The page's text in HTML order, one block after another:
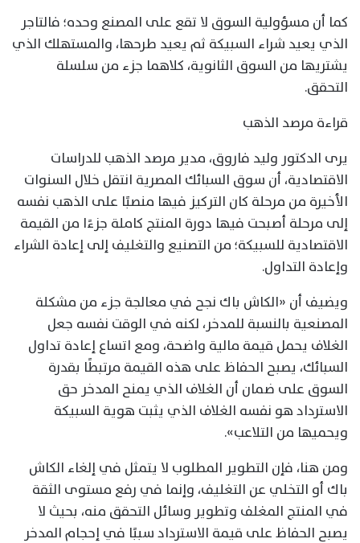
كما أن مسؤولية السوق لا تقع على المصنع وحده؛ فالتاجر
الذي يعيد شراء السبيكة ثم يعيد طرحها، والمستهلك الذي
يشتريها من السوق الثانوية، كلاهما جزء من سلسلة
التحقق.
قراءة مرصد الذهب
يرى الدكتور وليد فاروق، مدير مرصد الذهب للدراسات
الاقتصادية، أن سوق السبائك المصرية انتقل خلال السنوات
الأخيرة من مرحلة كان التركيز فيها منصبًا على الذهب نفسه
إلى مرحلة أصبحت فيها دورة المنتج كاملة جزءًا من القيمة
الاقتصادية للسبيكة؛ من التصنيع والتغليف إلى إعادة الشراء
وإعادة التداول.
ويضيف أن «الكاش باك نجح في معالجة جزء من مشكلة
المصنعية بالنسبة للمدخر، لكنه في الوقت نفسه جعل
الغلاف يحمل قيمة مالية واضحة، ومع اتساع إعادة تداول
السبائك، يصبح الحفاظ على هذه القيمة مرتبطًا بقدرة
السوق على ضمان أن الغلاف الذي يمنح المدخر حق
الاسترداد هو نفسه الغلاف الذي يثبت هوية السبيكة
ويحميها من التلاعب».
ومن هنا، فإن التطوير المطلوب لا يتمثل في إلغاء الكاش
باك أو التخلي عن التغليف، وإنما في رفع مستوى الثقة
في المنتج المغلف وتطوير وسائل التحقق منه، بحيث لا
يصبح الحفاظ على قيمة الاسترداد سببًا في إحجام المدخر